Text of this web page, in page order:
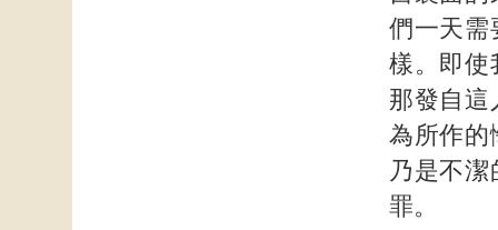
們一天需
樣。即使
那發自這
為所作的
乃是不
罪。